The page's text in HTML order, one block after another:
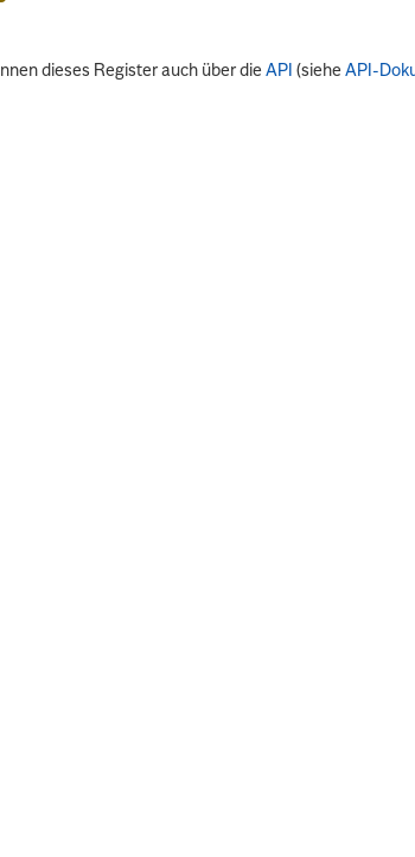
dieses Register auch über dieAPI (sieheAPI-